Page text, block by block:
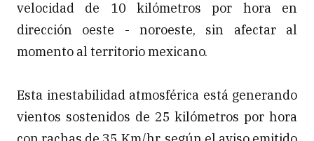
velocidad de 10 kilómetros por hora en
dirección oeste - noroeste, sin afectar al
momento al territorio mexicano.
Esta inestabilidad atmosférica está generando
vientos sostenidos de 25 kilómetros por hora